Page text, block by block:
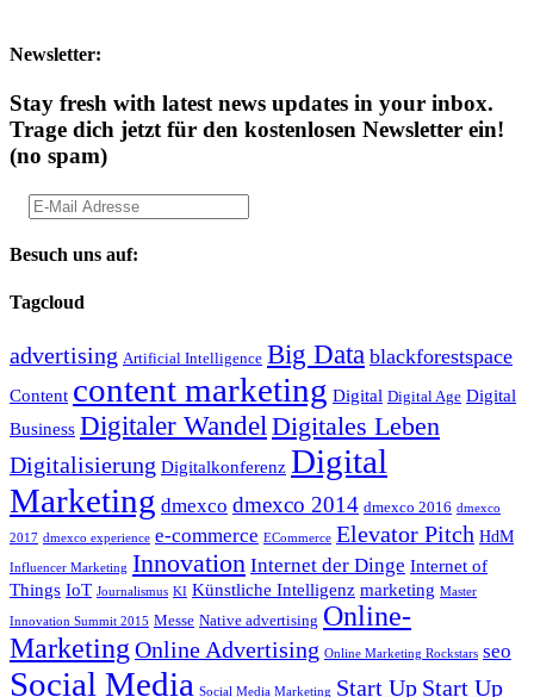
Newsletter:
Stay fresh with latest news updates in your inbox.
Trage dich jetzt für den kostenlosen Newsletter ein!
(no spam)
Besuch uns auf:
Tagcloud
advertising Artificial Intelligence Big Data blackforestspace
Content content marketing Digital Digital Age Digital
Business Digitaler Wandel Digitales Leben
Digitalisierung Digitalkonferenz Digital
Marketing dmexco dmexco 2014 dmexco 2016 dmexco
2017 dmexco experience e-commerce ECommerce Elevator Pitch HdM
Influencer Marketing Innovation Internet der Dinge Internet of
Things IoT Journalismus KI Künstliche Intelligenz marketing Master
Innovation Summit 2015 Messe Native advertising Online-
Marketing Online Advertising Online Marketing Rockstars seo
Social Media Social Media Marketing Start Up Start Up